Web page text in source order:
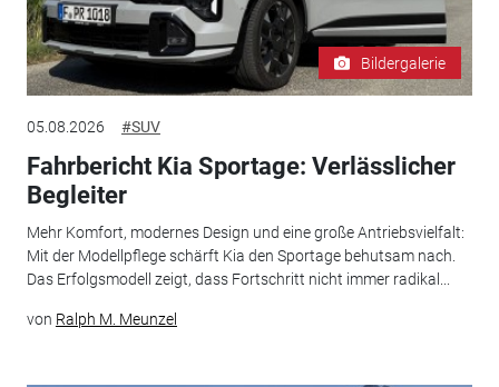
Bildergalerie
05.08.2026 #SUV
Fahrbericht Kia Sportage: Verlässlicher
Begleiter
Mehr Komfort, modernes Design und eine große Antriebsvielfalt:
Mit der Modellpflege schärft Kia den Sportage behutsam nach.
Das Erfolgsmodell zeigt, dass Fortschritt nicht immer radikal...
von Ralph M. Meunzel